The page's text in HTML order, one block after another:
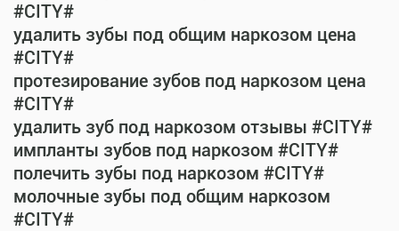
#CITY#
удалить зубы под общим наркозом цена
#CITY#
протезирование зубов под наркозом цена
#CITY#
удалить зуб под наркозом отзывы #CITY#
импланты зубов под наркозом #CITY#
полечить зубы под наркозом #CITY#
молочные зубы под общим наркозом
#CITY#